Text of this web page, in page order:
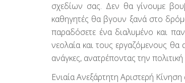
σχεδίων σας. Δεν θα γίνουμε
καθηγητές θα βγουν ξανά στο
παραδόσετε ένα διαλυμένο και
νεολαία και τους εργαζόμενους θα
ανάγκες, ανατρέποντας την
Ενιαία Ανεξάρτητη Αριστερή Κίνηση